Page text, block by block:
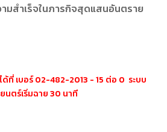
ามสำเร็จในภารกิจสุดแสนอันตราย
ที่ เบอร์ 02-482-2013 - 15 ต่อ 0 ระบบ
ตร์เริ่มฉาย 30 นาที